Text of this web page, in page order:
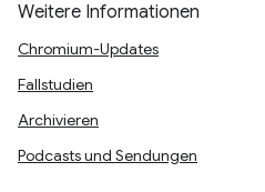
Weitere Informationen
Chromium-Updates
Fallstudien
Archivieren
Podcasts und Sendungen